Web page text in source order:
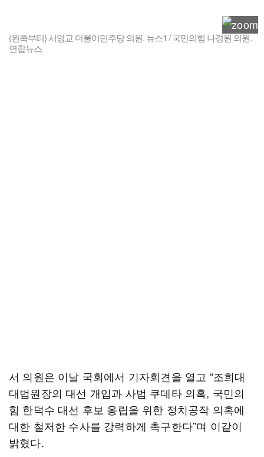
(왼쪽부터) 서영교 더불어민주당 의원. 뉴스1 / 국민의힘 나경원 의원.
연합뉴스
서 의원은 이날 국회에서 기자회견을 열고 “조희대
대법원장의 대선 개입과 사법 쿠데타 의혹, 국민의
힘 한덕수 대선 후보 옹립을 위한 정치공작 의혹에
대한 철저한 수사를 강력하게 촉구한다”며 이같이
밝혔다.